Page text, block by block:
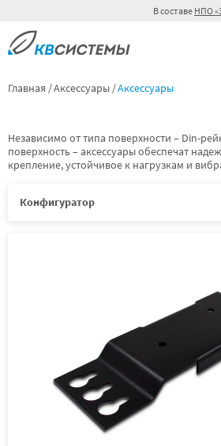
В составе НПО
Главная Аксессуары Аксессуары
Независимо от типа поверхности – Din-
поверхность – аксессуары обеспечат
крепление, устойчивое к нагрузкам и
Конфигуратор